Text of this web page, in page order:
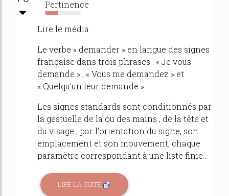
Pertinence
35%
Lire le média
Le verbe « demander » en langue des signes
française dans trois phrases : « Je vous
demande » ; « Vous me demandez » et
« Quelqu'un leur demande ».
Les signes standards sont conditionnés par
la gestuelle de la ou des mains , de la tête et
du visage , par l'orientation du signe, son
emplacement et son mouvement, chaque
paramètre correspondant à une liste finie...
LIRE LA SUITE